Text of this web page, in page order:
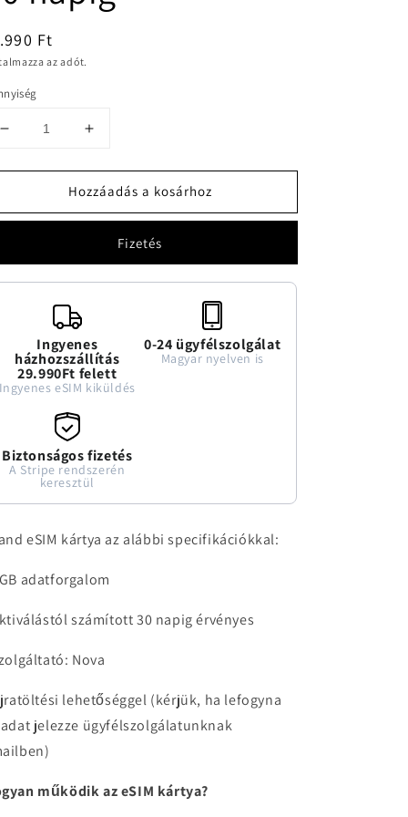
Ft
az adót.
Izland
adatforgalmú
30
csökkentése
Izland
adatforgalmú
eSIM
30
mennyiségének
növelése
Hozzáadás a kosárhoz
Fizetés
Ingyenes
házhozszállítás
29.990Ft felett
Ingyenes eSIM kiküldés
0-24 ügyfélszolgálat
Magyar nyelven is
Biztonságos fizetés
A Stripe rendszerén
keresztül
eSIM kártya az alábbi specifikációkkal:
adatforgalom
számított 30 napig érvényes
Nova
lehetőséggel (kérjük, ha lefogyna
jelezze ügyfélszolgálatunknak
működik az eSIM kártya?